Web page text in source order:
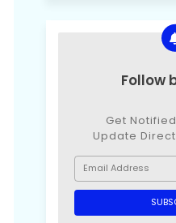
Follow
Get
Update